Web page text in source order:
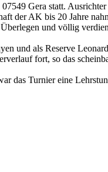
Gera statt.
der AK bis 20 Jahre
und völlig
und als Reserve
fort, so das
das Turnier eine